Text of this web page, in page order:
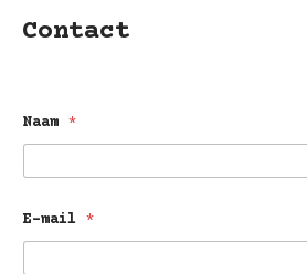
Contact
Naam *
E-mail *